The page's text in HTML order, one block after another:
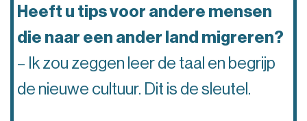
Heeft u tips voor andere mensen
die naar een ander land migreren?
– Ik zou zeggen leer de taal en begrijp
de nieuwe cultuur. Dit is de sleutel.